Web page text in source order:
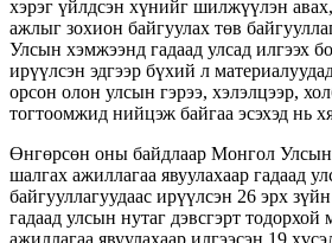
хэрэг үйлдсэн хүнийг шилжүүлэн
ажлыг зохион байгуулах төв
Улсын хэмжээнд гадаад улсад илгээх
ирүүлсэн эдгээр бүхий л
орсон олон улсын гэрээ, хэлэлцээр,
тогтоомжид нийцэж байгаа эсэхэд нь
Өнгөрсөн оны байдлаар Монгол Улсын
шалгах ажиллагаа явуулахаар гадаад
байгууллагуудаас ирүүлсэн 26 эрх
гадаад улсын нутаг дэвсгэрт
ажиллагаа явуулахаар илгээсэн 19